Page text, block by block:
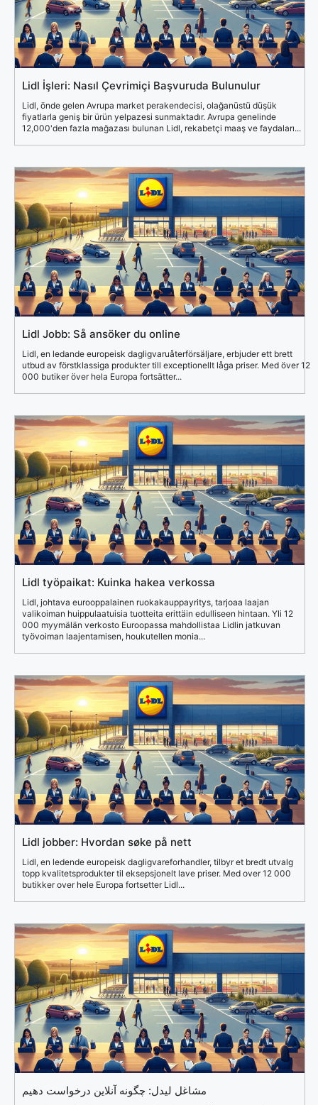
Lidl İşleri: Nasıl Çevrimiçi Başvuruda Bulunulur
Lidl, önde gelen Avrupa market perakendecisi, olağanüstü düşük
fiyatlarla geniş bir ürün yelpazesi sunmaktadır. Avrupa genelinde
12,000'den fazla mağazası bulunan Lidl, rekabetçi maaş ve faydaları...
Lidl Jobb: Så ansöker du online
Lidl, en ledande europeisk dagligvaruåterförsäljare, erbjuder ett brett
utbud av förstklassiga produkter till exceptionellt låga priser. Med över 12
000 butiker över hela Europa fortsätter...
Lidl työpaikat: Kuinka hakea verkossa
Lidl, johtava eurooppalainen ruokakauppayritys, tarjoaa laajan
valikoiman huippulaatuisia tuotteita erittäin edulliseen hintaan. Yli 12
000 myymälän verkosto Euroopassa mahdollistaa Lidlin jatkuvan
työvoiman laajentamisen, houkutellen monia...
Lidl jobber: Hvordan søke på nett
Lidl, en ledende europeisk dagligvareforhandler, tilbyr et bredt utvalg
topp kvalitetsprodukter til eksepsjonelt lave priser. Med over 12 000
butikker over hele Europa fortsetter Lidl...
مشاغل لیدل: چگونه آنلاین درخواست دهیم